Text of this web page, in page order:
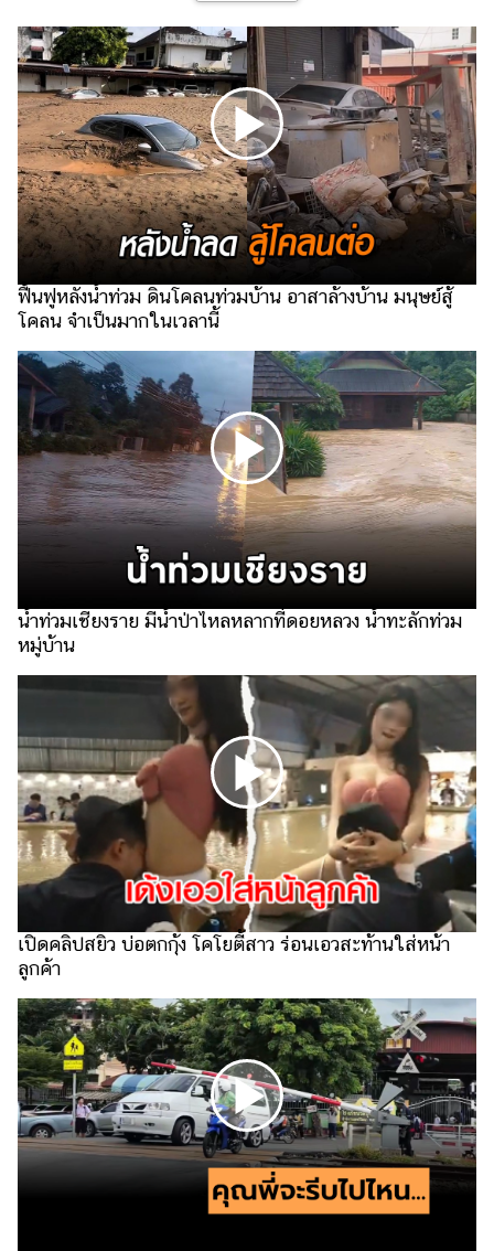
รูปภาพ
ดู
หนัง
Music
Station
ละคร
บันเทิง
เกาหลี
ไลฟ์
ไตล์
ดูด
วง
ผู้
หญิง
ท่อง
เที่ยว
สูตร
ง่ายๆ
ช้อป
ปิ้ง
รถยนต์
และ
การ
มือ
ถือ
ราคา
ทอง
ราคา
น้ำมัน
ฟื้นฟูหลังน้ำท่วม ดินโคลนท่วมบ้าน อาสาล้างบ้าน มนุษย์สู้
โคลน จำเป็นมากในเวลานี้
น้ำท่วมเชียงราย มีน้ำป่าไหลหลากที่ดอยหลวง น้ำทะลักท่วม
หมู่บ้าน
เปิดคลิปสยิว บ่อตกกุ้ง โคโยตี้สาว ร่อนเอวสะท้านใส่หน้า
ลูกค้า